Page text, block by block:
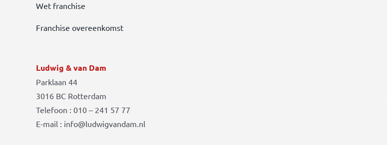
Wet franchise
Franchise overeenkomst
Ludwig & van Dam
Parklaan 44
3016 BC Rotterdam
Telefoon : 010 – 241 57 77
E-mail : info@ludwigvandam.nl